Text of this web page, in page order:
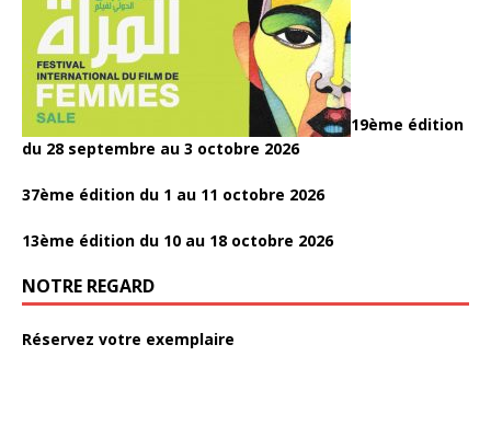
19ème édition
du 28 septembre au 3 octobre 2026
37ème édition du 1 au 11 octobre 2026
13ème édition du 10 au 18 octobre 2026
NOTRE REGARD
Réservez votre exemplaire